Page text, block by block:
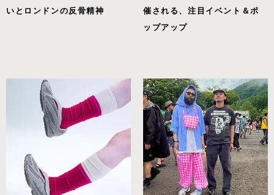
いとロンドンの反骨精神
催される、注目イベント＆ポ
ップアップ